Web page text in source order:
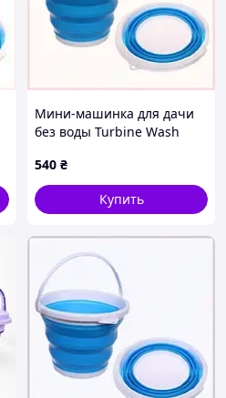
Мини-машинка для дачи
без воды Turbine Wash
540 ₴
Купить